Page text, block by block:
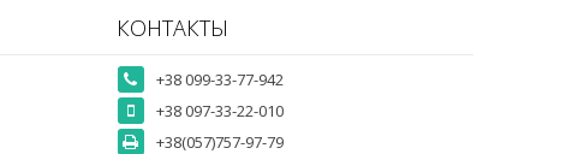
КОНТАКТЫ
+38 099-33-77-942
+38 097-33-22-010
+38(057)757-97-79